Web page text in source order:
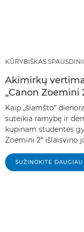
KŪRYBIŠKAS
Akimirkų
„Canon Zoemini
Kaip „šlamšto“
suteikia ramybę ir
kupinam studentės
Zoemini 2“ išlaisvino
SUŽINOKITE DAUGIAU